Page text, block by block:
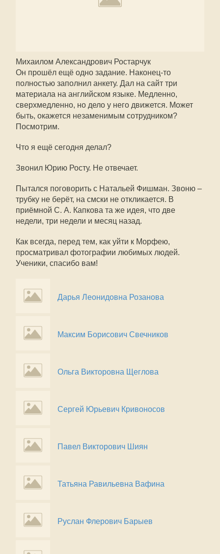
Михаилом Александрович Ростарчук
Он прошёл ещё одно задание. Наконец-то
полностью заполнил анкету. Дал на сайт три
материала на английском языке. Медленно,
сверхмедленно, но дело у него движется. Может
быть, окажется незаменимым сотрудником?
Посмотрим.
Что я ещё сегодня делал?
Звонил Юрию Росту. Не отвечает.
Пытался поговорить с Натальей Фишман. Звоню –
трубку не берёт, на смски не откликается. В
приёмной С. А. Капкова та же идея, что две
недели, три недели и месяц назад.
Как всегда, перед тем, как уйти к Морфею,
просматривал фотографии любимых людей.
Ученики, спасибо вам!
Дарья Леонидовна Розанова
Максим Борисович Свечников
Ольга Викторовна Щеглова
Сергей Юрьевич Кривоносов
Павел Викторович Шиян
Татьяна Равильевна Вафина
Руслан Флерович Барыев